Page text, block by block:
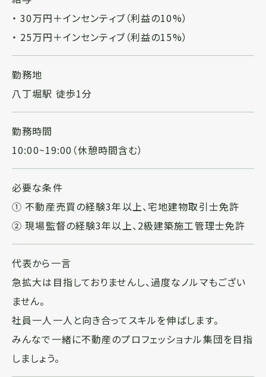
・ 30万円＋インセンティブ（利益の10%）
・ 25万円＋インセンティブ（利益の15%）
勤務地
八丁堀駅 徒歩1分
勤務時間
10:00~19:00（休憩時間含む）
必要な条件
① 不動産売買の経験3年以上、宅地建物取引士免許
② 現場監督の経験3年以上、2級建築施工管理士免許
代表から一言
急拡大は目指しておりませんし、過度なノルマもござい
ません。
社員一人一人と向き合ってスキルを伸ばします。
みんなで一緒に不動産のプロフェッショナル集団を目指
しましょう。